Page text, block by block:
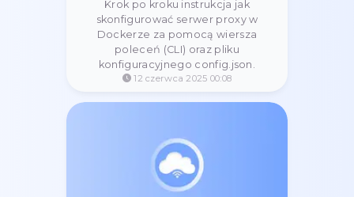
na platformie Docker:
Instrukcja | StableProxy
Krok po kroku instrukcja jak